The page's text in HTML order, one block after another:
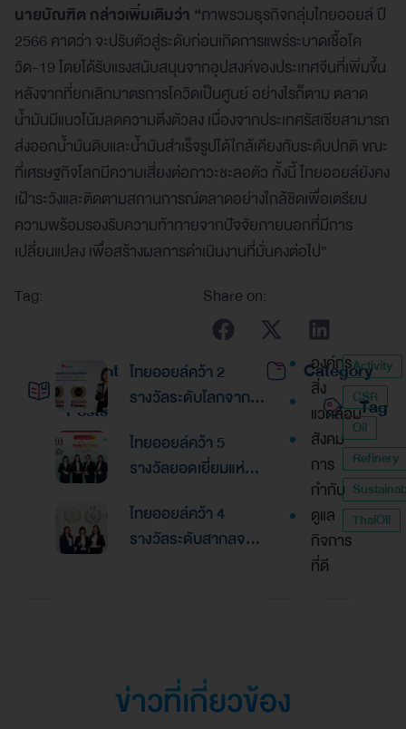
นายบัณฑิต กล่าวเพิ่มเติมว่า “ภาพรวมธุรกิจกลุ่มไทยออยล์ ปี
2566 คาดว่า จะปรับตัวสู่ระดับก่อนเกิดการแพร่ระบาดเชื้อโค
วิด-19 โดยได้รับแรงสนับสนุนจากอุปสงค์ของประเทศจีนที่เพิ่มขึ้น
หลังจากที่ยกเลิกมาตรการโควิดเป็นศูนย์ อย่างไรก็ตาม ตลาด
น้ำมันมีแนวโน้มลดความตึงตัวลง เนื่องจากประเทศรัสเซียสามารถ
ส่งออกน้ำมันดิบและน้ำมันสำเร็จรูปได้ใกล้เคียงกับระดับปกติ ขณะ
ที่เศรษฐกิจโลกมีความเสี่ยงต่อภาวะชะลอตัว ทั้งนี้ ไทยออยล์ยังคง
เฝ้าระวังและติดตามสถานการณ์ตลาดอย่างใกล้ชิดเพื่อเตรียม
ความพร้อมรองรับความท้าทายจากปัจจัยภายนอกที่มีการ
เปลี่ยนแปลง เพื่อสร้างผลการดำเนินงานที่มั่นคงต่อไป”
Tag:
Share on:
Recent
Posts
ไทยออยล์คว้า 2
รางวัลระดับโลกจาก
Finance Awards
2026ตอกย้ำความเป็น
เลิศด้านการบริหาร
การเงินและการระดม
ทุน
ไทยออยล์คว้า 5
รางวัลยอดเยี่ยมแห่ง
รางวัล “Asian
Excellence Award
ไทยออยล์คว้า 4
รางวัลระดับสากลจาก
Category
องค์กร
สิ่ง
แวดล้อม
สังคม
การ
กำกับ
ดูแล
กิจการ
ที่ดี
Tag
Activity
CSR
Oil
Refinery
ThaiOil
ข่าวที่เกี่ยวข้อง